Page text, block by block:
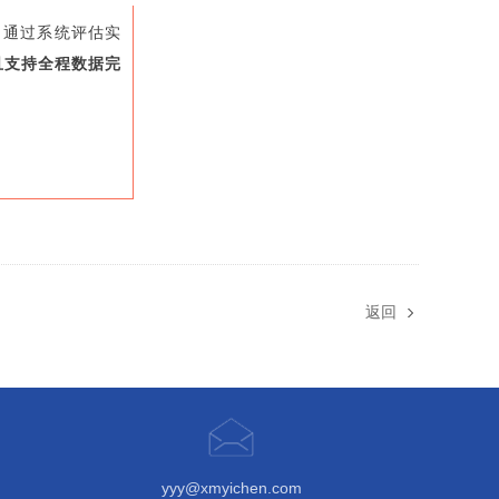
通过系统评估实
持全程数据完
返回
yyy@xmyichen.com